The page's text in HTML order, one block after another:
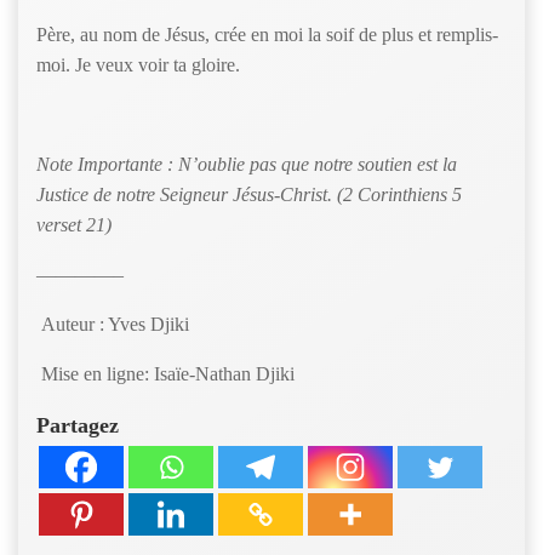
Père, au nom de Jésus, crée en moi la soif de plus et remplis-
moi. Je veux voir ta gloire.
Note Importante : N’oublie pas que notre soutien est la
Justice de notre Seigneur Jésus-Christ. (2 Corinthiens 5
verset 21)
————–
Auteur : Yves Djiki
Mise en ligne: Isaïe-Nathan Djiki
Partagez